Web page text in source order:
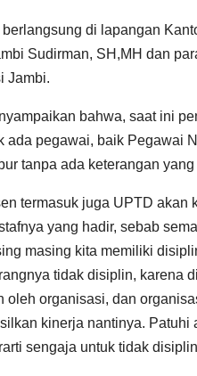
di lapangan
Sudirman, SH,MH dan
Jambi.
bahwa, saat ini
ada pegawai, baik Pegawai
tanpa ada keterangan yang
termasuk juga UPTD
yang hadir, sebab
masing kita memiliki
tidak disiplin, karena
oleh organisasi, dan
kinerja nantinya.
sengaja untuk tidak